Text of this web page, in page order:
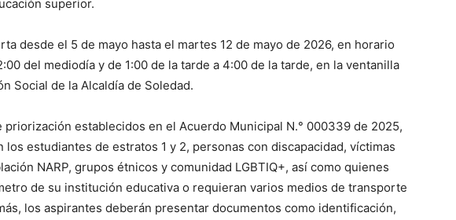
superior.
desde el 5 de mayo hasta el martes 12 de mayo de 2026, en horario
del mediodía y de 1:00 de la tarde a 4:00 de la tarde, en la ventanilla
Social de la Alcaldía de Soledad.
establecidos en el Acuerdo Municipal N.° 000339 de 2025,
estudiantes de estratos 1 y 2, personas con discapacidad, víctimas
NARP, grupos étnicos y comunidad LGBTIQ+, así como quienes
de su institución educativa o requieran varios medios de transporte
los aspirantes deberán presentar documentos como identificación,